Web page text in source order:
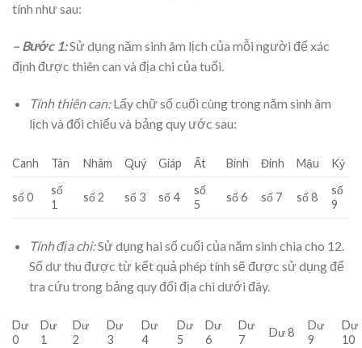
tính như sau:
– Bước 1:Sử dụng năm sinh âm lịch của mỗi người để xác
định được thiên can và địa chi của tuổi.
Tính thiên can:Lấy chữ số cuối cùng trong năm sinh âm
lịch và đối chiếu và bảng quy ước sau:
Canh Tân Nhâm Quý Giáp Ất Bính Đinh Mậu Kỷ
số 0
số
1
số 2 số 3 số 4
số
5
số 6 số 7 số 8
số
9
Tính địa chi:Sử dụng hai số cuối của năm sinh chia cho 12.
Số dư thu được từ kết quả phép tính sẽ được sử dụng để
tra cứu trong bảng quy đổi địa chi dưới đây.
Dư
0
Dư
1
Dư
2
Dư
3
Dư
4
Dư
5
Dư
6
Dư
7
Dư 8
Dư
9
Dư
10